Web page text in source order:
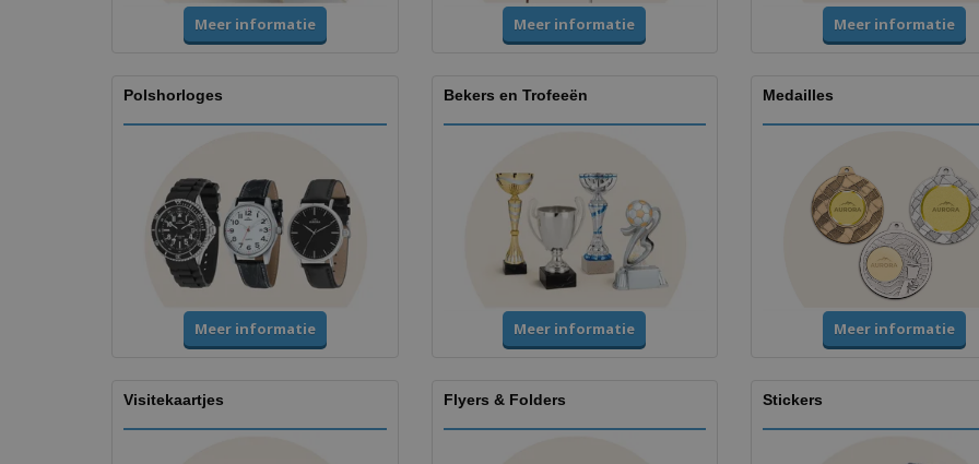
Meer informatie Meer informatie Meer informatie
Polshorloges
Meer informatie
Bekers en Trofeeën
Meer informatie
Medailles
Meer informatie
Visitekaartjes Flyers & Folders Stickers